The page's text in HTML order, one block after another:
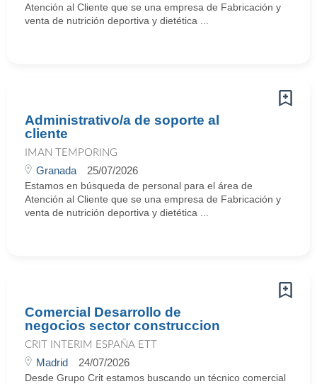
Atención al Cliente que se una empresa de Fabricación y
venta de nutrición deportiva y dietética ...
Administrativo/a de soporte al
cliente
IMAN TEMPORING
Granada 25/07/2026
Estamos en búsqueda de personal para el área de
Atención al Cliente que se una empresa de Fabricación y
venta de nutrición deportiva y dietética ...
Comercial Desarrollo de
negocios sector construccion
CRIT INTERIM ESPAÑA ETT
Madrid 24/07/2026
Desde Grupo Crit estamos buscando un técnico comercial